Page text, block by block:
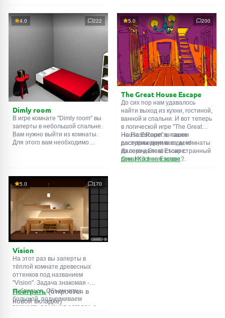
их, чтобы выйти. Выход из
одной комнаты является
смекалки попробуйте решить
все, приготовленные авторами
для вас, головоломки и найти
выход на свободу.
Внимательно осмотрите
помещение, возможно вы
сможете найти какие-нибудь
подсказки. Желаем удачи!
4.0 222
Dimly room
В игре комнате "Dimly room" вы
заперты в небольшой спальне.
Вам нужно выйти из комнаты.
Для этого вам необходимо
5.0 200
The Great House Escape
До сих пор нам удавалось
найти выход из кухни, гостиной,
ванной и спальни. И вот теперь
в логической игре "The Great
House Escape" в нашем
распоряжении весь дом!
Далеко-далеко стоит странный
дом. Кто в нем живет?
На FlashRoom.ru также
доступны другие игры комнаты
из серии Great Escape:
Great Kitchen Escape
5.0 170
Vision
На этот раз вы заперты в
тёплой комнате древесных
оттенков под названием
"Vision". Задача знакомая -
выбраться. Объем игры
большой, подчеркиваем
важность решения загадок, а
Поиграть(откроется в
новой вкладке)